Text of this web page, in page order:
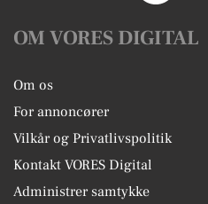
OM VORES DIGITAL
Om os
For annoncører
Vilkår og Privatlivspolitik
Kontakt VORES Digital
Administrer samtykke